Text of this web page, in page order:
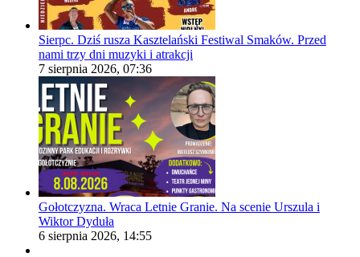
Sierpc. Dziś rusza Kasztelański Festiwal Smaków. Przed
nami trzy dni muzyki i atrakcji
7 sierpnia 2026, 07:36
Gołotczyzna. Wraca Letnie Granie. Na scenie Urszula i
Wiktor Dyduła
6 sierpnia 2026, 14:55